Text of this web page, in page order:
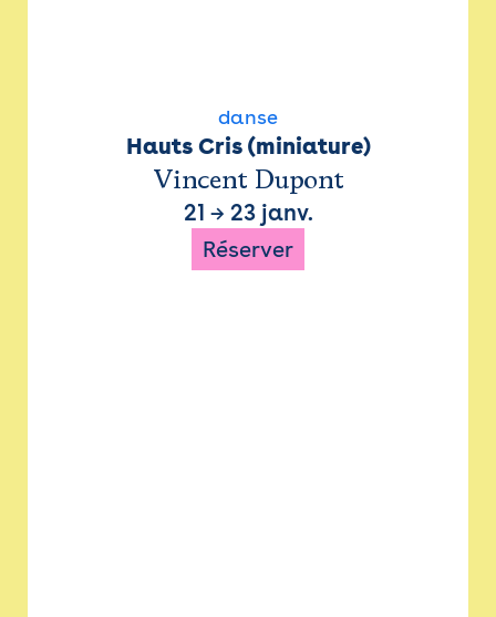
danse
Hauts Cris (miniature)
Vincent Dupont
21 → 23 janv.
Réserver